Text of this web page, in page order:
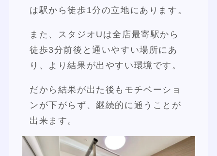
は駅から徒歩1分の立地にあります。
また、スタジオUは全店最寄駅から
徒歩3分前後と通いやすい場所にあ
り、より結果が出やすい環境です。
だから結果が出た後もモチベーショ
ンが下がらず、継続的に通うことが
出来ます。